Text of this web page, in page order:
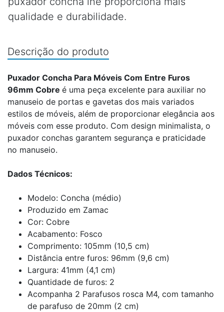
qualidade e durabilidade.
Descrição do produto
Puxador Concha Para Móveis Com Entre Furos
96mm Cobre é uma peça excelente para auxiliar no
manuseio de portas e gavetas dos mais variados
estilos de móveis, além de proporcionar elegância aos
móveis com esse produto. Com design minimalista, o
puxador conchas garantem segurança e praticidade
no manuseio.
Dados Técnicos:
Modelo: Concha (médio)
Produzido em Zamac
Cor: Cobre
Acabamento: Fosco
Comprimento: 105mm (10,5 cm)
Distância entre furos: 96mm (9,6 cm)
Largura: 41mm (4,1 cm)
Quantidade de furos: 2
Acompanha 2 Parafusos rosca M4, com tamanho
de parafuso de 20mm (2 cm)